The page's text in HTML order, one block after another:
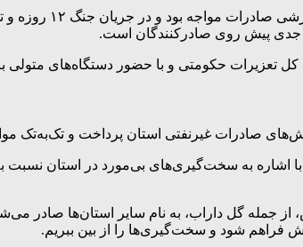
وی افزود: در
جدی پیش روی صادرکنندگان است.
کل تعزیرات حکومتی و با حضور دستگاه‌های
صادرات غیرنفتی استان پرداخت و تک‌به‌تک
با اشاره به سخت‌گیری‌های بی‌مورد در استان
جمله گل داراب، به نام سایر استان‌ها صادر
فراهم شود و سخت‌گیری‌ها را از بین ببریم.